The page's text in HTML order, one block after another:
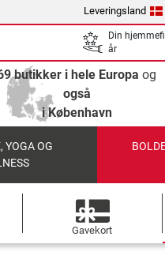
Leveringsland
Din
år
butikker i hele Europa og
også
i København
YOGA OG
Gavekort